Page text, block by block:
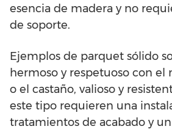
esencia de madera y no
de soporte.
Ejemplos de parquet sólido
hermoso y respetuoso con
o el castaño, valioso y
este tipo requieren una
tratamientos de acabado y